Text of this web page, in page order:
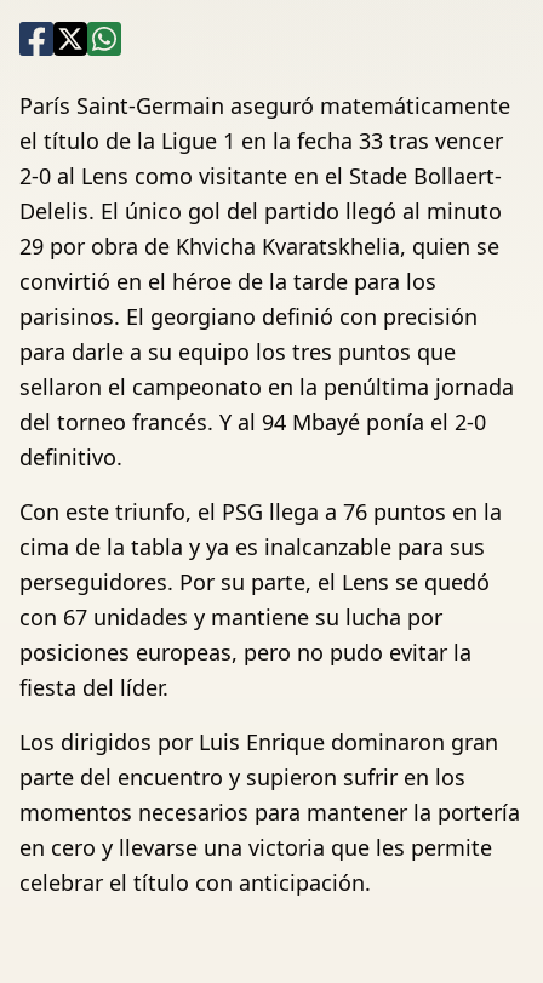
París Saint-Germain aseguró matemáticamente
el título de la Ligue 1 en la fecha 33 tras vencer
2-0 al Lens como visitante en el Stade Bollaert-
Delelis. El único gol del partido llegó al minuto
29 por obra de Khvicha Kvaratskhelia, quien se
convirtió en el héroe de la tarde para los
parisinos. El georgiano definió con precisión
para darle a su equipo los tres puntos que
sellaron el campeonato en la penúltima jornada
del torneo francés. Y al 94 Mbayé ponía el 2-0
definitivo.
Con este triunfo, el PSG llega a 76 puntos en la
cima de la tabla y ya es inalcanzable para sus
perseguidores. Por su parte, el Lens se quedó
con 67 unidades y mantiene su lucha por
posiciones europeas, pero no pudo evitar la
fiesta del líder.
Los dirigidos por Luis Enrique dominaron gran
parte del encuentro y supieron sufrir en los
momentos necesarios para mantener la portería
en cero y llevarse una victoria que les permite
celebrar el título con anticipación.